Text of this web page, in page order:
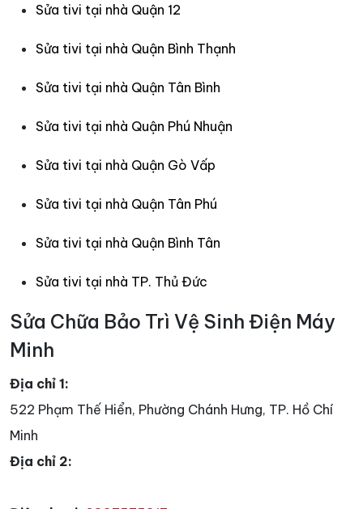
Sửa tivi tại nhà Quận 12
Sửa tivi tại nhà Quận Bình Thạnh
Sửa tivi tại nhà Quận Tân Bình
Sửa tivi tại nhà Quận Phú Nhuận
Sửa tivi tại nhà Quận Gò Vấp
Sửa tivi tại nhà Quận Tân Phú
Sửa tivi tại nhà Quận Bình Tân
Sửa tivi tại nhà TP. Thủ Đức
Sửa Chữa Bảo Trì Vệ Sinh Điện Máy
Minh
Địa chỉ 1:
522 Phạm Thế Hiển, Phường Chánh Hưng, TP. Hồ Chí
Minh
Địa chỉ 2: